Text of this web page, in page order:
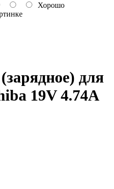
Хорошо
для
19V 4.74A